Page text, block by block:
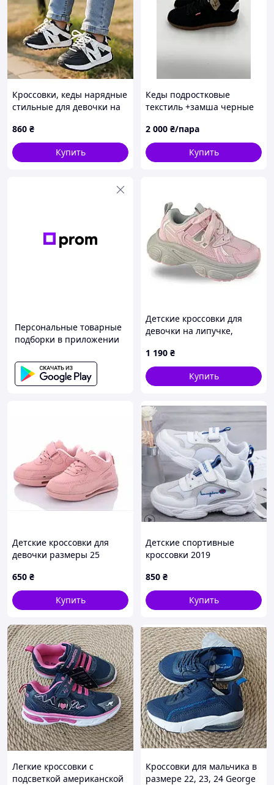
Кроссовки, кеды нарядные
стильные для девочки на
860 ₴
Купить
Кеды подростковые
текстиль +замша черные
2 000 ₴/пара
Купить
Персональные товарные
подборки в приложении
Детские кроссовки для
девочки на липучке,
30, 31
1 190 ₴
Купить
Детские кроссовки для
девочки размеры 25
ортопед стелькой ВВТ
розовые
650 ₴
Купить
Детские спортивные
кроссовки 2019
850 ₴
Купить
Легкие кроссовки с
подсветкой американской
Кроссовки для мальчика в
размере 22, 23, 24 George